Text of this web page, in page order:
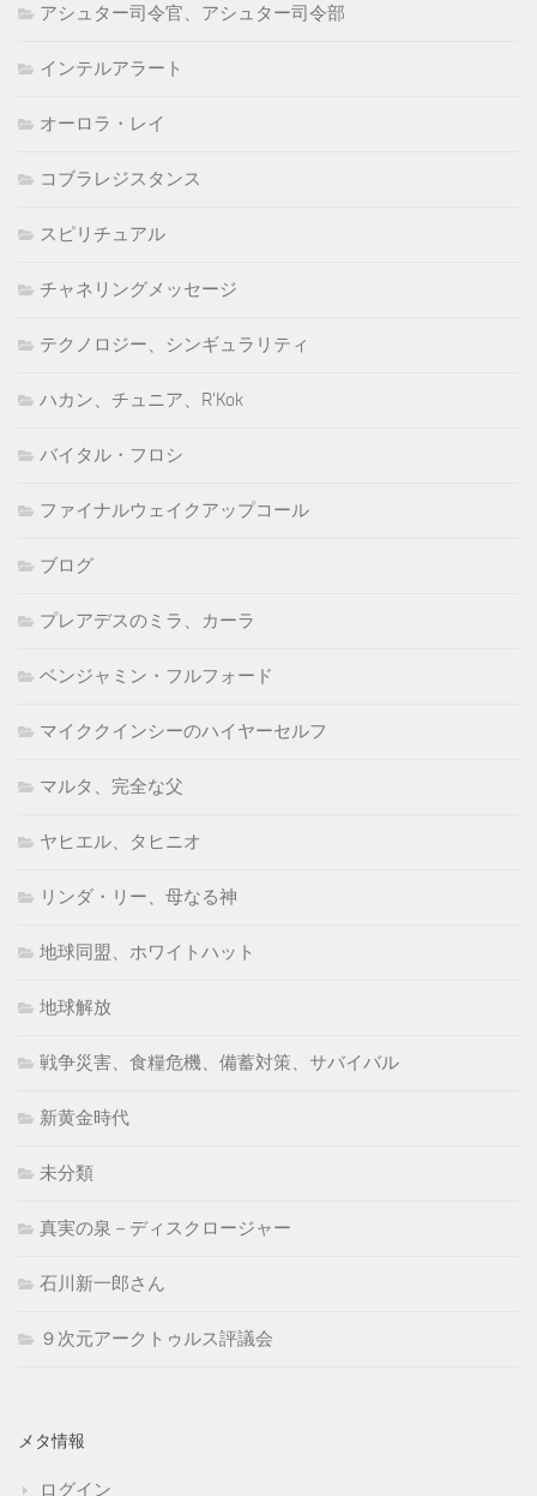
アシュター司令官、アシュター司令部
インテルアラート
オーロラ・レイ
コブラレジスタンス
スピリチュアル
チャネリングメッセージ
テクノロジー、シンギュラリティ
ハカン、チュニア、R'Kok
バイタル・フロシ
ファイナルウェイクアップコール
ブログ
プレアデスのミラ、カーラ
ベンジャミン・フルフォード
マイククインシーのハイヤーセルフ
マルタ、完全な父
ヤヒエル、タヒニオ
リンダ・リー、母なる神
地球同盟、ホワイトハット
地球解放
戦争災害、食糧危機、備蓄対策、サバイバル
新黄金時代
未分類
真実の泉－ディスクロージャー
石川新一郎さん
９次元アークトゥルス評議会
メタ情報
ログイン